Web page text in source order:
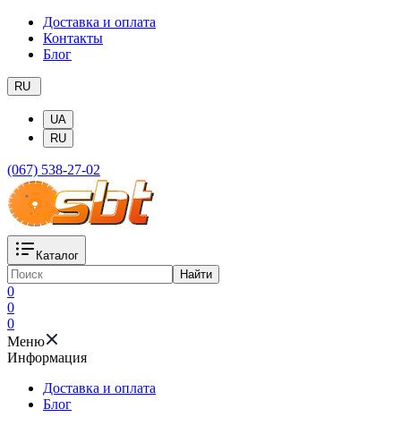
Доставка и оплата
Контакты
Блог
RU
UA
RU
(067) 538-27-02
Каталог
Найти
0
0
0
Меню
Информация
Доставка и оплата
Блог